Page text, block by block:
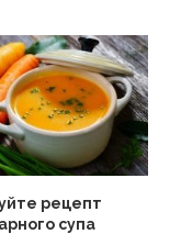
рецепт
супа